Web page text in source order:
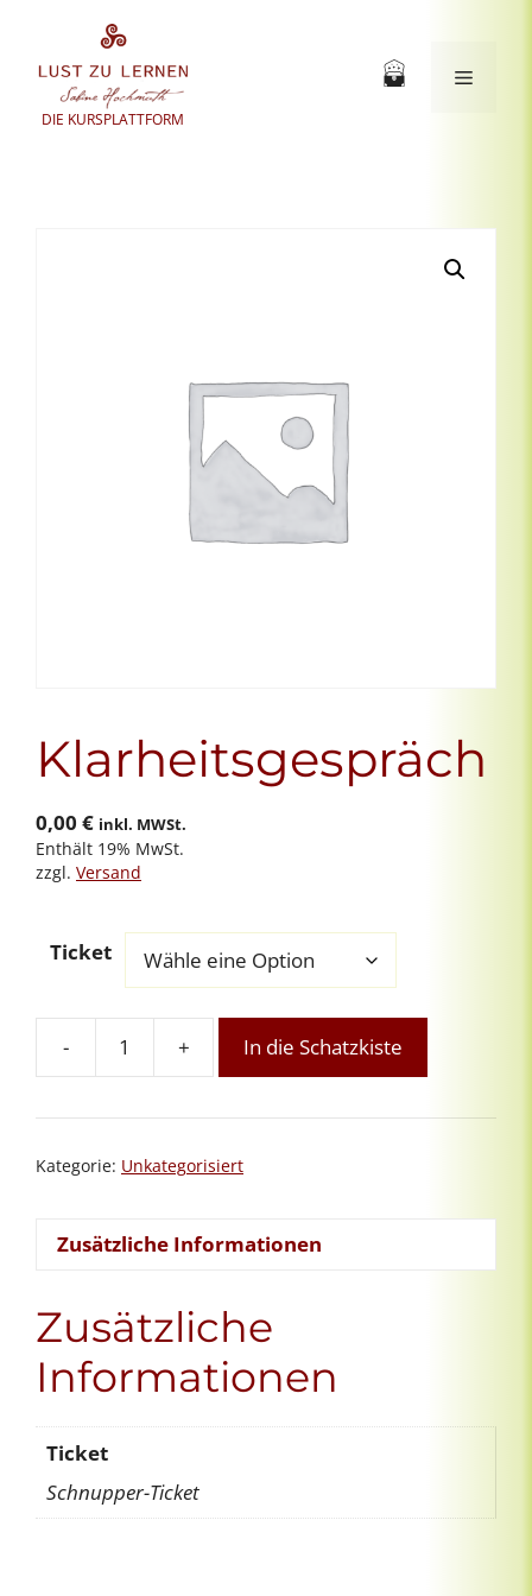
springen
DIE KURSPLATTFORM
Menü
Klarheitsgespräch
0,00 € inkl. MWSt.
Enthält 19% MwSt.
zzgl. Versand
Ticket
-
Klarheitsgespräch
+ In die Schatzkiste
Kategorie: Unkategorisiert
Zusätzliche Informationen
Zusätzliche
Informationen
Ticket
Schnupper-Ticket